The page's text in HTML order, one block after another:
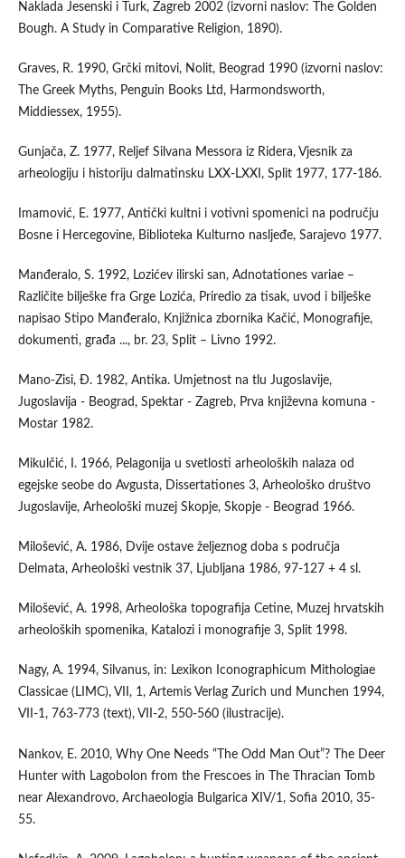
Naklada Jesenski i Turk, Zagreb 2002 (izvorni naslov: The Golden
Bough. A Study in Comparative Religion, 1890).
Graves, R. 1990, Grčki mitovi, Nolit, Beograd 1990 (izvorni naslov:
The Greek Myths, Penguin Books Ltd, Harmondsworth,
Middiessex, 1955).
Gunjača, Z. 1977, Reljef Silvana Messora iz Ridera, Vjesnik za
arheologiju i historiju dalmatinsku LXX-LXXI, Split 1977, 177-186.
Imamović, E. 1977, Antički kultni i votivni spomenici na području
Bosne i Hercegovine, Biblioteka Kulturno nasljeđe, Sarajevo 1977.
Manđeralo, S. 1992, Lozićev ilirski san, Adnotationes variae –
Različite bilješke fra Grge Lozića, Priredio za tisak, uvod i bilješke
napisao Stipo Manđeralo, Knjižnica zbornika Kačić, Monografije,
dokumenti, građa ..., br. 23, Split – Livno 1992.
Mano-Zisi, Đ. 1982, Antika. Umjetnost na tlu Jugoslavije,
Jugoslavija - Beograd, Spektar - Zagreb, Prva književna komuna -
Mostar 1982.
Mikulčić, I. 1966, Pelagonija u svetlosti arheoloških nalaza od
egejske seobe do Avgusta, Dissertationes 3, Arheološko društvo
Jugoslavije, Arheološki muzej Skopje, Skopje - Beograd 1966.
Milošević, A. 1986, Dvije ostave željeznog doba s područja
Delmata, Arheološki vestnik 37, Ljubljana 1986, 97-127 + 4 sl.
Milošević, A. 1998, Arheološka topografija Cetine, Muzej hrvatskih
arheoloških spomenika, Katalozi i monografije 3, Split 1998.
Nagy, A. 1994, Silvanus, in: Lexikon Iconographicum Mithologiae
Classicae (LIMC), VII, 1, Artemis Verlag Zurich und Munchen 1994,
VII-1, 763-773 (text), VII-2, 550-560 (ilustracije).
Nankov, E. 2010, Why One Needs “The Odd Man Out”? The Deer
Hunter with Lagobolon from the Frescoes in The Thracian Tomb
near Alexandrovo, Archaeologia Bulgarica XIV/1, Sofia 2010, 35-
55.